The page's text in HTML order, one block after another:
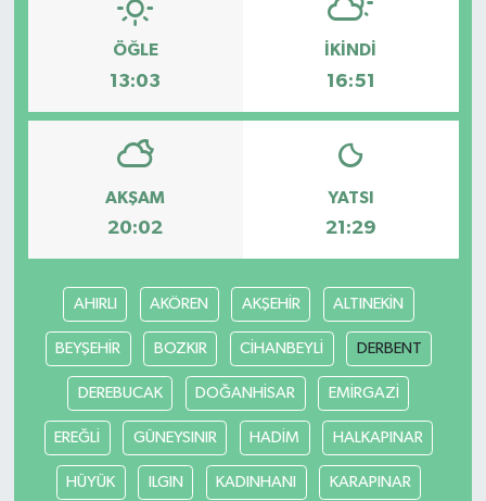
ÖĞLE
13:03
İKINDI
16:51
AKŞAM
20:02
YATSI
21:29
AHIRLI AKÖREN AKŞEHİR ALTINEKİN
BEYŞEHİR BOZKIR CİHANBEYLİ DERBENT
DEREBUCAK DOĞANHİSAR EMİRGAZİ
EREĞLİ GÜNEYSINIR HADİM HALKAPINAR
HÜYÜK ILGIN KADINHANI KARAPINAR